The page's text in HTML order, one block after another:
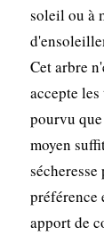
soleil ou à
Cet arbre
accepte
pourvu
moyen
préférence
apport de